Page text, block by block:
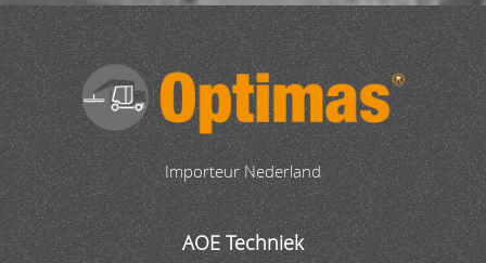
Importeur Nederland
AOE Techniek